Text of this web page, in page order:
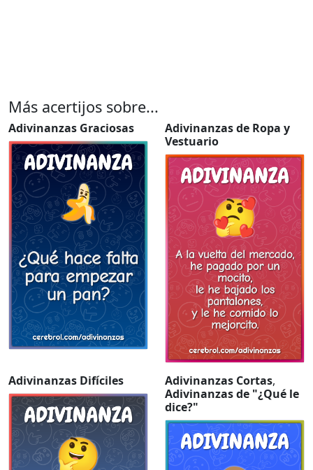
Más acertijos sobre...
Adivinanzas Graciosas
Adivinanzas de Ropa y
Vestuario
Adivinanzas Difíciles Adivinanzas Cortas,
Adivinanzas de "¿Qué le
dice?"